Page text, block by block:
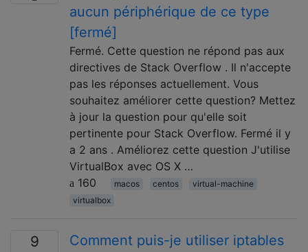
aucun périphérique de ce type
[fermé]
Fermé. Cette question ne répond pas aux
directives de Stack Overflow . Il n'accepte
pas les réponses actuellement. Vous
souhaitez améliorer cette question? Mettez
à jour la question pour qu'elle soit
pertinente pour Stack Overflow. Fermé il y
a 2 ans . Améliorez cette question J'utilise
VirtualBox avec OS X …
160
macos centos
virtual-machine
virtualbox
9
Comment puis-je utiliser iptables